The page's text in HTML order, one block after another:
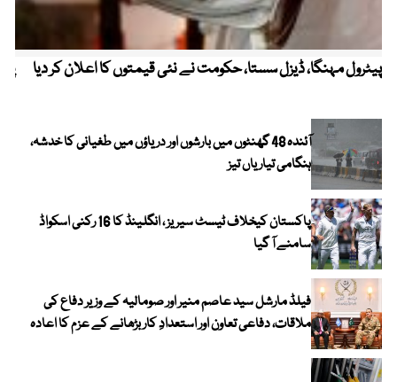
پیٹرول مہنگا، ڈیزل سستا، حکومت نے نئی قیمتوں کا اعلان کر دیا
آئندہ 48 گھنٹوں میں بارشوں اور دریاؤں میں طغیانی کا خدشہ،
ہنگامی تیاریاں تیز
پاکستان کیخلاف ٹیسٹ سیریز ، انگلینڈ کا 16 رکنی اسکواڈ
سامنے آ گیا
فیلڈ مارشل سید عاصم منیر اور صومالیہ کے وزیر دفاع کی
ملاقات، دفاعی تعاون اور استعدادِ کار بڑھانے کے عزم کا اعادہ